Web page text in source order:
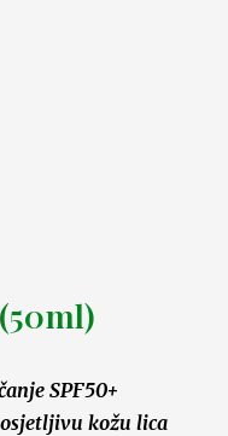
SPF50+
kožu lica